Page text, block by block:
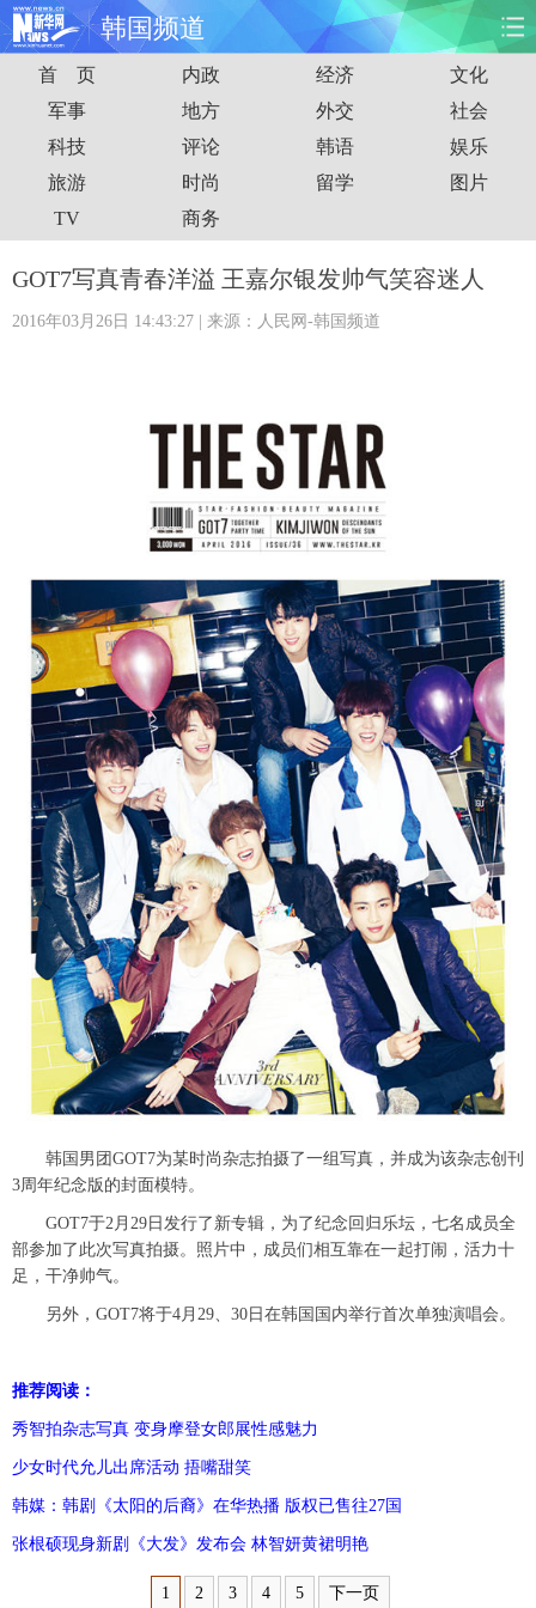
韩国频道
首页 时政 国际 财经
娱乐 体育 人事 教育
时尚 思客
港澳 台湾 华人 汽车
科技 能源 房产
健康 信息化
公益 军事
富媒体 摄影 新华广播
新华电视中文 新华电视英文 返回PC
首 页 内政 经济
文化
军事
地方 外交
社会
科技
评论 韩语
娱乐
旅游
时尚 留学
图片
TV
商务
GOT7写真青春洋溢 王嘉尔银发帅气笑容迷人
2016年03月26日 14:43:27 | 来源：人民网-韩国频道
韩国男团GOT7为某时尚杂志拍摄了一组写真，并成为该杂志创刊
3周年纪念版的封面模特。
GOT7于2月29日发行了新专辑，为了纪念回归乐坛，七名成员全
部参加了此次写真拍摄。照片中，成员们相互靠在一起打闹，活力十
足，干净帅气。
另外，GOT7将于4月29、30日在韩国国内举行首次单独演唱会。
推荐阅读：
秀智拍杂志写真 变身摩登女郎展性感魅力
少女时代允儿出席活动 捂嘴甜笑
韩媒：韩剧《太阳的后裔》在华热播 版权已售往27国
张根硕现身新剧《大发》发布会 林智妍黄裙明艳
1 2 3 4 5 下一页